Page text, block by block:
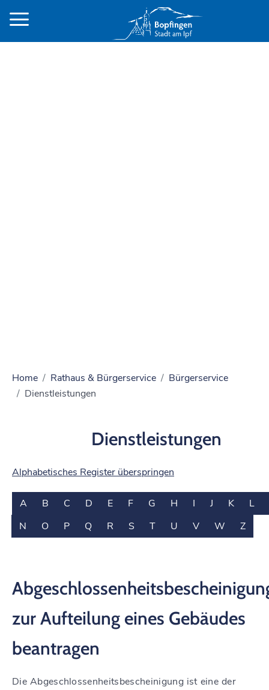
Home Rathaus & Bürgerservice
Bürgerservice
Dienstleistungen
Dienstleistungen
Alphabetisches Register überspringen
A B C D E F G H I J K
L
N
O P Q R S T U V W Z
zur Aufteilung eines Gebäudes
beantragen
Die Abgeschlossenheitsbescheinigung ist eine der